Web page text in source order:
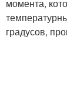
момента,
градусов,